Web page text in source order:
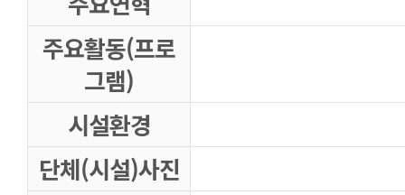
주요활동(프로
그램)
시설환경
단체(시설)사진